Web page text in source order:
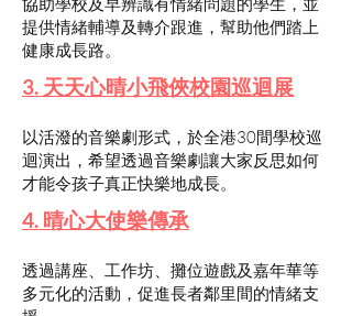
提供情緒輔導及轉介跟進，幫助他們踏上
健康成長路。
3. 天天心晴小飛俠校園巡迴展
​以活潑的音樂劇形式，於全港30間學校巡
迴演出，希望透過音樂劇讓大家反思如何
才能令孩子真正快樂地成長。
4. 晴心大使樂傳承
透過講座、工作坊、攤位遊戲及嘉年華等
多元化的活動，促進長者鄰里間的情緒支